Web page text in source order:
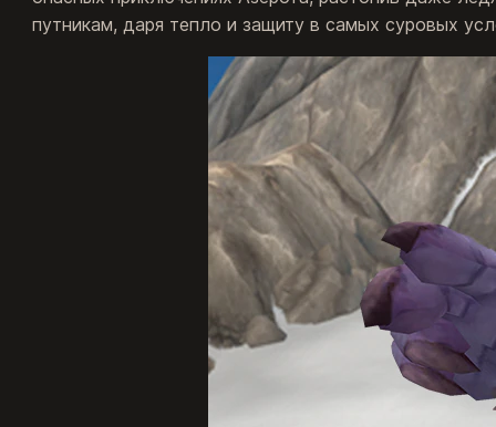
путникам, даря тепло и защиту в самых суровых